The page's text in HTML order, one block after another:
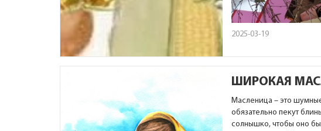
2025-03-19
ШИРОКАЯ
Масленица – это
обязательно пекут
солнышко, чтобы оно